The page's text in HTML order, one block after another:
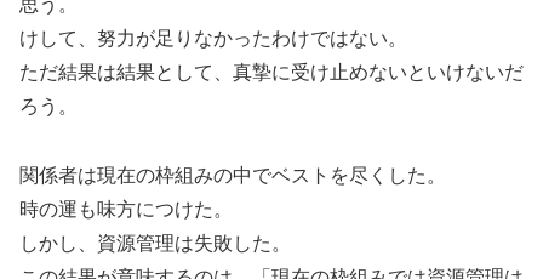
思う。
けして、努力が足りなかったわけではない。
ただ結果は結果として、真摯に受け止めないといけないだ
ろう。
関係者は現在の枠組みの中でベストを尽くした。
時の運も味方につけた。
しかし、資源管理は失敗した。